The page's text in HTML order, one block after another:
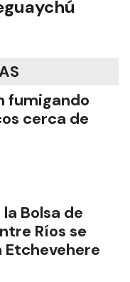
fumigando
cerca de
Bolsa de
Ríos se
Etchevehere